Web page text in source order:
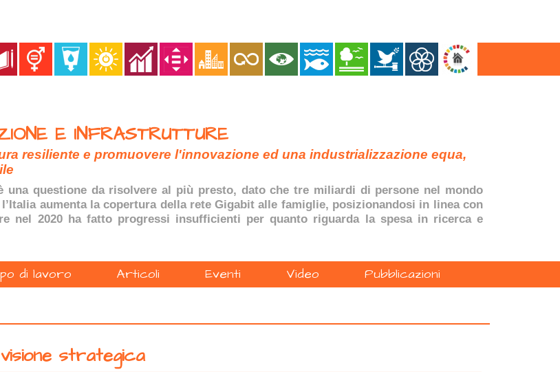
E INFRASTRUTTURE
resiliente e promuovere l'innovazione ed una industrializzazione equa,
una questione da risolvere al più presto, dato che tre miliardi di persone nel mondo
aumenta la copertura della rete Gigabit alle famiglie, posizionandosi in linea con
nel 2020 ha fatto progressi insufficienti per quanto riguarda la spesa in ricerca e
di lavoro Articoli Eventi Video Pubblicazioni
strategica